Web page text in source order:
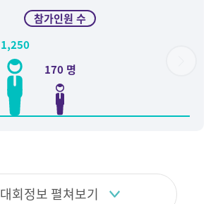
참가인원 수
1,250
170 명
대회정보 펼쳐보기